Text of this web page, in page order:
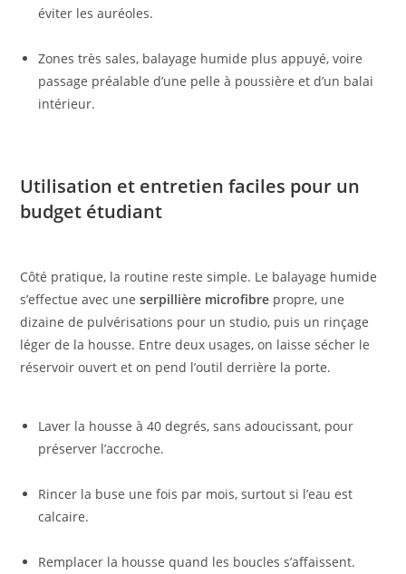
éviter les auréoles.
Zones très sales, balayage humide plus appuyé, voire
passage préalable d’une pelle à poussière et d’un balai
intérieur.
Utilisation et entretien faciles pour un
budget étudiant
Côté pratique, la routine reste simple. Le balayage humide
s’effectue avec uneserpillière microfibre propre, une
dizaine de pulvérisations pour un studio, puis un rinçage
léger de la housse. Entre deux usages, on laisse sécher le
réservoir ouvert et on pend l’outil derrière la porte.
Laver la housse à 40 degrés, sans adoucissant, pour
préserver l’accroche.
Rincer la buse une fois par mois, surtout si l’eau est
calcaire.
Remplacer la housse quand les boucles s’affaissent.